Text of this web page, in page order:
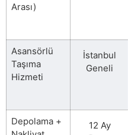
Arası)
Asansörlü
Taşıma
Hizmeti
İstanbul
Geneli
Depolama +
12 Ay